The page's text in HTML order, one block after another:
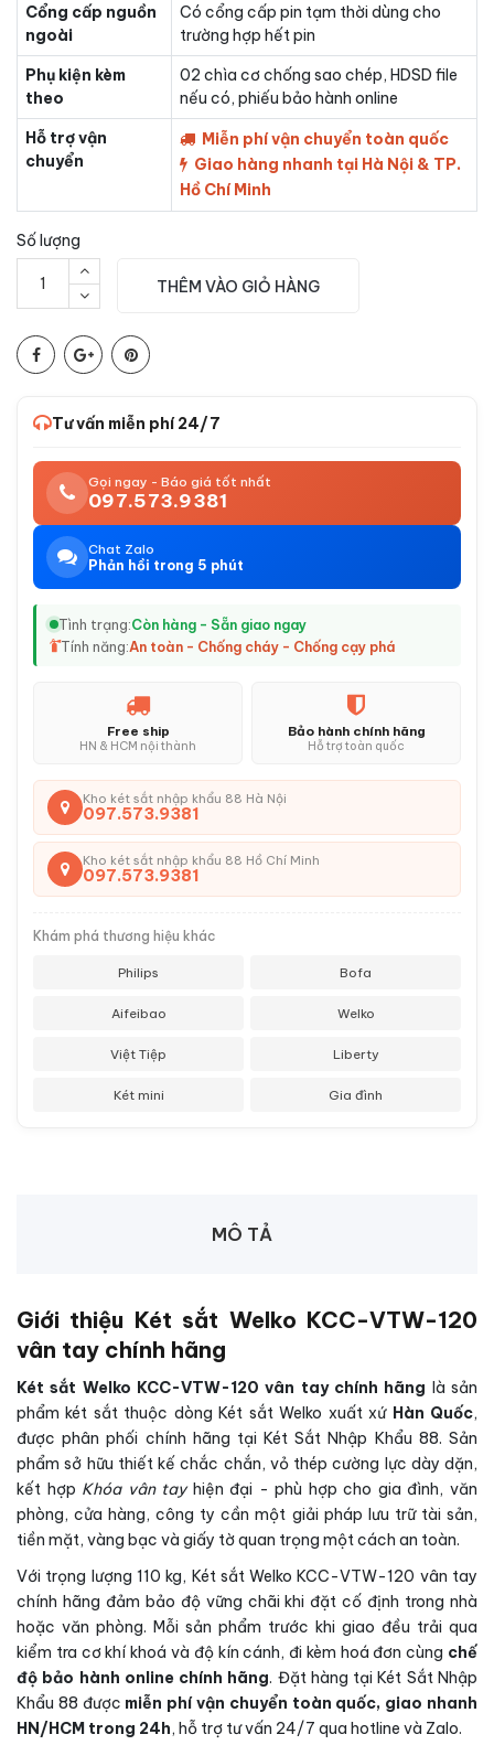
Cổng cấp nguồn
ngoài
Có cổng cấp pin tạm thời dùng cho
trường hợp hết pin
Phụ kiện kèm
theo
02 chìa cơ chống sao chép, HDSD file
nếu có, phiếu bảo hành online
Hỗ trợ vận
chuyển
Miễn phí vận chuyển toàn quốc
Giao hàng nhanh tại Hà Nội & TP.
Hồ Chí Minh
Số lượng
THÊM VÀO GIỎ HÀNG
Tư vấn miễn phí 24/7
Gọi ngay - Báo giá tốt nhất
097.573.9381
Chat Zalo
Phản hồi trong 5 phút
Tình trạng:Còn hàng - Sẵn giao ngay
Tính năng:An toàn - Chống cháy - Chống cạy phá
Free ship
HN & HCM nội thành
Bảo hành chính hãng
Hỗ trợ toàn quốc
Kho két sắt nhập khẩu 88 Hà Nội
097.573.9381
Kho két sắt nhập khẩu 88 Hồ Chí Minh
097.573.9381
Khám phá thương hiệu khác
Philips Bofa
Aifeibao Welko
Việt Tiệp Liberty
Két mini Gia đình
MÔ TẢ
Giới thiệu Két sắt Welko KCC-VTW-120
vân tay chính hãng
Két sắt Welko KCC-VTW-120 vân tay chính hãng là sản
phẩm két sắt thuộc dòng Két sắt Welko xuất xứ Hàn Quốc,
được phân phối chính hãng tại Két Sắt Nhập Khẩu 88. Sản
phẩm sở hữu thiết kế chắc chắn, vỏ thép cường lực dày dặn,
kết hợp Khóa vân tayhiện đại - phù hợp cho gia đình, văn
phòng, cửa hàng, công ty cần một giải pháp lưu trữ tài sản,
tiền mặt, vàng bạc và giấy tờ quan trọng một cách an toàn.
Với trọng lượng 110 kg, Két sắt Welko KCC-VTW-120 vân tay
chính hãng đảm bảo độ vững chãi khi đặt cố định trong nhà
hoặc văn phòng. Mỗi sản phẩm trước khi giao đều trải qua
kiểm tra cơ khí khoá và độ kín cánh, đi kèm hoá đơn cùng chế
độ bảo hành online chính hãng. Đặt hàng tại Két Sắt Nhập
Khẩu 88 được miễn phí vận chuyển toàn quốc, giao nhanh
HN/HCM trong 24h, hỗ trợ tư vấn 24/7 qua hotline và Zalo.